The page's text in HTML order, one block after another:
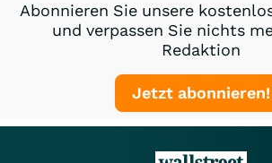
Abonnieren Sie unsere
und verpassen Sie nichts
Redaktion
Jetzt abonnieren!